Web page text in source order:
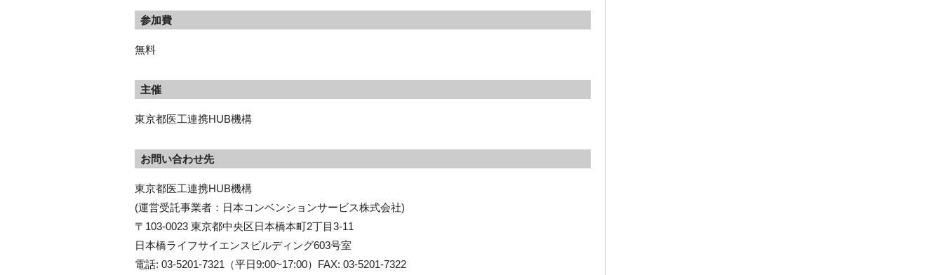
参加費
無料
主催
東京都医工連携HUB機構
お問い合わせ先
東京都医工連携HUB機構
(運営受託事業者：日本コンベンションサービス株式会社)
〒103-0023 東京都中央区日本橋本町2丁目3-11
日本橋ライフサイエンスビルディング603号室
電話: 03-5201-7321（平日9:00~17:00）FAX: 03-5201-7322